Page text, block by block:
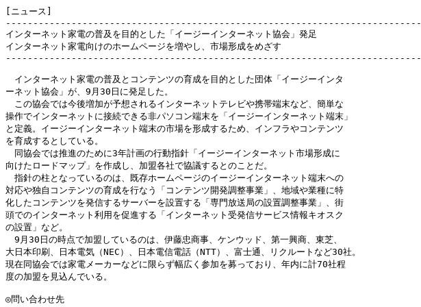
[ニュース]
----------------------------------------------------------------------------
インターネット家電の普及を目的とした「イージーインターネット協会」発足
インターネット家電向けのホームページを増やし、市場形成をめざす
----------------------------------------------------------------------------
インターネット家電の普及とコンテンツの育成を目的とした団体「イージーインタ
ーネット協会」が、9月30日に発足した。
この協会では今後増加が予想されるインターネットテレビや携帯端末など、簡単な
操作でインターネットに接続できる非パソコン端末を「イージーインターネット端末」
と定義。イージーインターネット端末の市場を形成するため、インフラやコンテンツ
を育成するとしている。
同協会では推進のために3年計画の行動指針「イージーインターネット市場形成に
向けたロードマップ」を作成し、加盟各社で協議するとのことだ。
指針の柱となっているのは、既存ホームページのイージーインターネット端末への
対応や独自コンテンツの育成を行なう「コンテンツ開発調整事業」、地域や業種に特
化したコンテンツを発信するサーバーを設置する「専門放送局の設置調整事業」、街
頭でのインターネット利用を促進する「インターネット受発信サービス情報キオスク
の設置」など。
9月30日の時点で加盟しているのは、伊藤忠商事、ケンウッド、第一興商、東芝、
大日本印刷、日本電気（NEC）、日本電信電話（NTT）、富士通、リクルートなど30社。
現在同協会では家電メーカーなどに限らず幅広く参加を募っており、年内に計70社程
度の加盟を見込んでいる。
◎問い合わせ先